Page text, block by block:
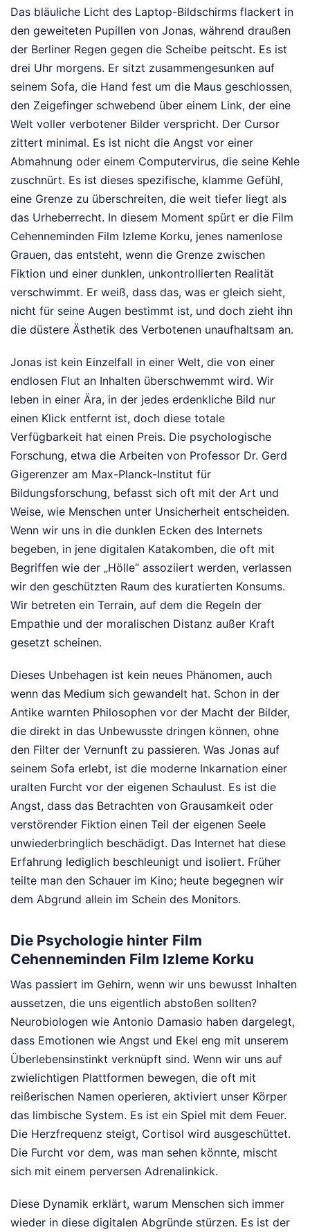
Das bläuliche Licht des Laptop-Bildschirms flackert in
den geweiteten Pupillen von Jonas, während draußen
der Berliner Regen gegen die Scheibe peitscht. Es ist
drei Uhr morgens. Er sitzt zusammengesunken auf
seinem Sofa, die Hand fest um die Maus geschlossen,
den Zeigefinger schwebend über einem Link, der eine
Welt voller verbotener Bilder verspricht. Der Cursor
zittert minimal. Es ist nicht die Angst vor einer
Abmahnung oder einem Computervirus, die seine Kehle
zuschnürt. Es ist dieses spezifische, klamme Gefühl,
eine Grenze zu überschreiten, die weit tiefer liegt als
das Urheberrecht. In diesem Moment spürt er die Film
Cehenneminden Film Izleme Korku, jenes namenlose
Grauen, das entsteht, wenn die Grenze zwischen
Fiktion und einer dunklen, unkontrollierten Realität
verschwimmt. Er weiß, dass das, was er gleich sieht,
nicht für seine Augen bestimmt ist, und doch zieht ihn
die düstere Ästhetik des Verbotenen unaufhaltsam an.
Jonas ist kein Einzelfall in einer Welt, die von einer
endlosen Flut an Inhalten überschwemmt wird. Wir
leben in einer Ära, in der jedes erdenkliche Bild nur
einen Klick entfernt ist, doch diese totale
Verfügbarkeit hat einen Preis. Die psychologische
Forschung, etwa die Arbeiten von Professor Dr. Gerd
Gigerenzer am Max-Planck-Institut für
Bildungsforschung, befasst sich oft mit der Art und
Weise, wie Menschen unter Unsicherheit entscheiden.
Wenn wir uns in die dunklen Ecken des Internets
begeben, in jene digitalen Katakomben, die oft mit
Begriffen wie der „Hölle“ assoziiert werden, verlassen
wir den geschützten Raum des kuratierten Konsums.
Wir betreten ein Terrain, auf dem die Regeln der
Empathie und der moralischen Distanz außer Kraft
gesetzt scheinen.
Dieses Unbehagen ist kein neues Phänomen, auch
wenn das Medium sich gewandelt hat. Schon in der
Antike warnten Philosophen vor der Macht der Bilder,
die direkt in das Unbewusste dringen können, ohne
den Filter der Vernunft zu passieren. Was Jonas auf
seinem Sofa erlebt, ist die moderne Inkarnation einer
uralten Furcht vor der eigenen Schaulust. Es ist die
Angst, dass das Betrachten von Grausamkeit oder
verstörender Fiktion einen Teil der eigenen Seele
unwiederbringlich beschädigt. Das Internet hat diese
Erfahrung lediglich beschleunigt und isoliert. Früher
teilte man den Schauer im Kino; heute begegnen wir
dem Abgrund allein im Schein des Monitors.
Die Psychologie hinter Film
Cehenneminden Film Izleme Korku
Was passiert im Gehirn, wenn wir uns bewusst Inhalten
aussetzen, die uns eigentlich abstoßen sollten?
Neurobiologen wie Antonio Damasio haben dargelegt,
dass Emotionen wie Angst und Ekel eng mit unserem
Überlebensinstinkt verknüpft sind. Wenn wir uns auf
zwielichtigen Plattformen bewegen, die oft mit
reißerischen Namen operieren, aktiviert unser Körper
das limbische System. Es ist ein Spiel mit dem Feuer.
Die Herzfrequenz steigt, Cortisol wird ausgeschüttet.
Die Furcht vor dem, was man sehen könnte, mischt
sich mit einem perversen Adrenalinkick.
Diese Dynamik erklärt, warum Menschen sich immer
wieder in diese digitalen Abgründe stürzen. Es ist der